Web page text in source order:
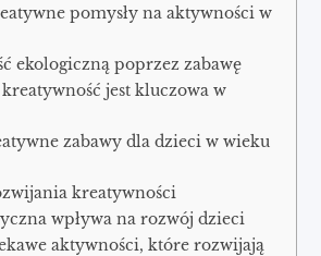
pomysły na aktywności w
ekologiczną poprzez zabawę
jest kluczowa w
zabawy dla dzieci w wieku
kreatywności
wpływa na rozwój dzieci
aktywności, które rozwijają